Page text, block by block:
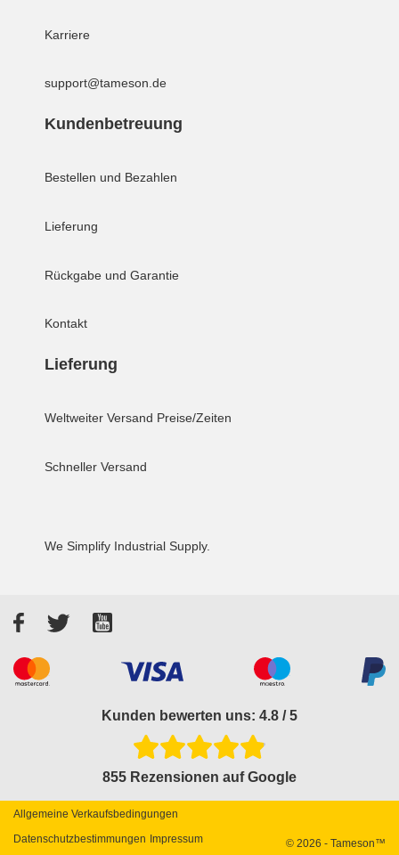
Karriere
support@tameson.de
Kundenbetreuung
Bestellen und Bezahlen
Lieferung
Rückgabe und Garantie
Kontakt
Lieferung
Weltweiter Versand Preise/Zeiten
Schneller Versand
We Simplify Industrial Supply.
FacebookTwitterYouTube
Kunden bewerten uns: 4.8 / 5
855 Rezensionen auf Google
Allgemeine Verkaufsbedingungen
Datenschutzbestimmungen Impressum © 2026 - Tameson™